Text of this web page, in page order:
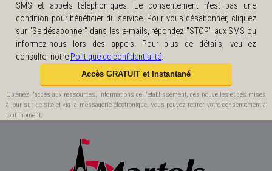
SMS et appels téléphoniques. Le consentement n'est pas une
condition pour bénéficier du service. Pour vous désabonner, cliquez
sur "Se désabonner" dans les e-mails, répondez "STOP" aux SMS ou
informez-nous lors des appels. Pour plus de détails, veuillez
consulter notre Politique de confidentialité.
Obtenez l'accès aux ressources, informations de l'établissement, des nouvelles et des mises
à jour sur ce site et via la messagerie électronique. Vous pouvez retirer votre consentement à
tout moment.